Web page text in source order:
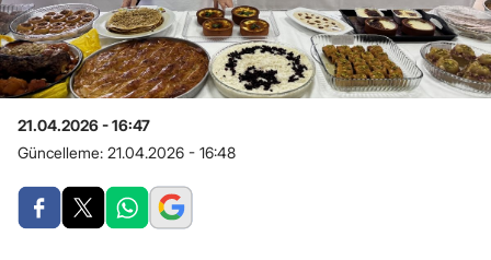
21.04.2026 - 16:47
Güncelleme: 21.04.2026 - 16:48